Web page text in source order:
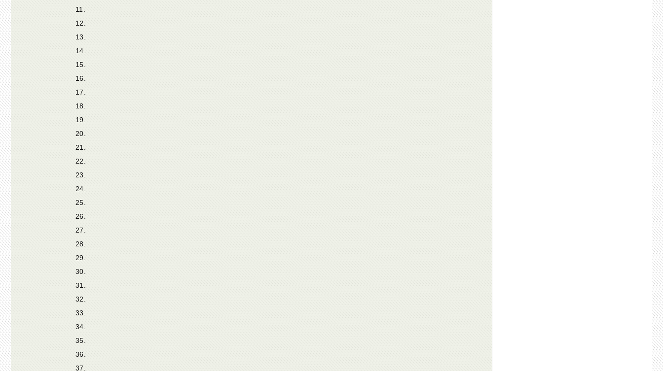
11.
12.
13.
14.
15.
16.
17.
18.
19.
20.
21.
22.
23.
24.
25.
26.
27.
28.
29.
30.
31.
32.
33.
34.
35.
36.
37.